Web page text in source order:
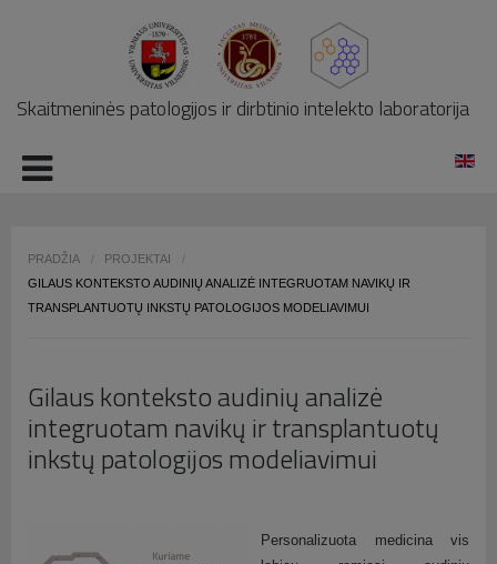
Skaitmeninės patologijos ir dirbtinio intelekto laboratorija
PRADŽIA / PROJEKTAI
/
GILAUS KONTEKSTO AUDINIŲ ANALIZĖ INTEGRUOTAM NAVIKŲ IR
TRANSPLANTUOTŲ INKSTŲ PATOLOGIJOS MODELIAVIMUI
Gilaus konteksto audinių analizė
integruotam navikų ir transplantuotų
inkstų patologijos modeliavimui
Personalizuota medicina vis
LOG IN REGISTER
Slaptažodis
Pamiršote slaptažodį?